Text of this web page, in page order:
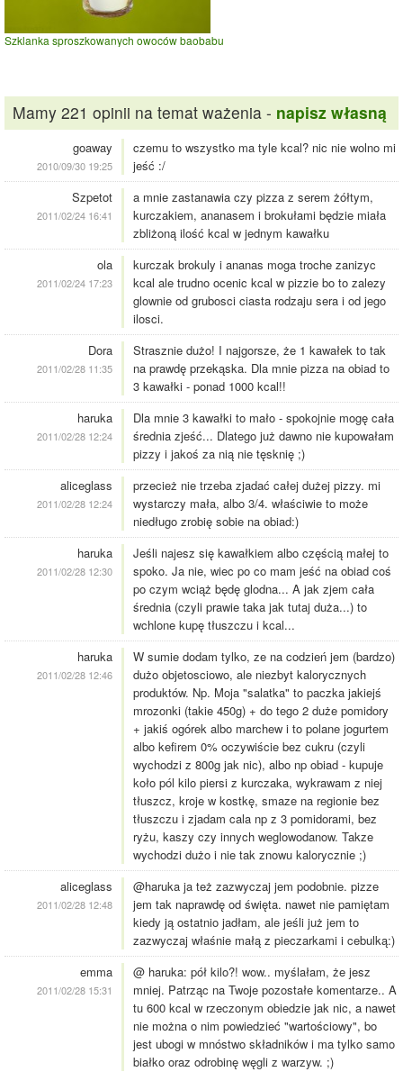
Szklanka sproszkowanych owoców baobabu
Mamy 221 opinii na temat ważenia - napisz własną
goaway
2010/09/30 19:25
czemu to wszystko ma tyle kcal? nic nie wolno mi
jeść :/
Szpetot
2011/02/24 16:41
a mnie zastanawia czy pizza z serem żółtym,
kurczakiem, ananasem i brokułami będzie miała
zbliżoną ilość kcal w jednym kawałku
ola
2011/02/24 17:23
kurczak brokuly i ananas moga troche zanizyc
kcal ale trudno ocenic kcal w pizzie bo to zalezy
glownie od grubosci ciasta rodzaju sera i od jego
ilosci.
Dora
2011/02/28 11:35
Strasznie dużo! I najgorsze, że 1 kawałek to tak
na prawdę przekąska. Dla mnie pizza na obiad to
3 kawałki - ponad 1000 kcal!!
haruka
2011/02/28 12:24
Dla mnie 3 kawałki to mało - spokojnie mogę cała
średnia zjeść... Dlatego już dawno nie kupowałam
pizzy i jakoś za nią nie tęsknię ;)
aliceglass
2011/02/28 12:24
przecież nie trzeba zjadać całej dużej pizzy. mi
wystarczy mała, albo 3/4. właściwie to może
niedługo zrobię sobie na obiad:)
haruka
2011/02/28 12:30
Jeśli najesz się kawałkiem albo częścią małej to
spoko. Ja nie, wiec po co mam jeść na obiad coś
po czym wciąż będę glodna... A jak zjem cała
średnia (czyli prawie taka jak tutaj duża...) to
wchlone kupę tłuszczu i kcal...
haruka
2011/02/28 12:46
W sumie dodam tylko, ze na codzień jem (bardzo)
dużo objetosciowo, ale niezbyt kalorycznych
produktów. Np. Moja "salatka" to paczka jakiejś
mrozonki (takie 450g) + do tego 2 duże pomidory
+ jakiś ogórek albo marchew i to polane jogurtem
albo kefirem 0% oczywiście bez cukru (czyli
wychodzi z 800g jak nic), albo np obiad - kupuje
koło pól kilo piersi z kurczaka, wykrawam z niej
tłuszcz, kroje w kostkę, smaze na regionie bez
tłuszczu i zjadam cala np z 3 pomidorami, bez
ryżu, kaszy czy innych weglowodanow. Takze
wychodzi dużo i nie tak znowu kalorycznie ;)
aliceglass
2011/02/28 12:48
@haruka ja też zazwyczaj jem podobnie. pizze
jem tak naprawdę od święta. nawet nie pamiętam
kiedy ją ostatnio jadłam, ale jeśli już jem to
zazwyczaj właśnie małą z pieczarkami i cebulką:)
emma
2011/02/28 15:31
@ haruka: pół kilo?! wow.. myślałam, że jesz
mniej. Patrząc na Twoje pozostałe komentarze.. A
tu 600 kcal w rzeczonym obiedzie jak nic, a nawet
nie można o nim powiedzieć "wartościowy", bo
jest ubogi w mnóstwo składników i ma tylko samo
białko oraz odrobinę węgli z warzyw. ;)